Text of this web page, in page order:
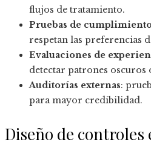
flujos de tratamiento.
Pruebas de
respetan las preferencias
Evaluaciones de
detectar patrones oscuros
Auditorías externas:
para mayor credibilidad.
Diseño de controles